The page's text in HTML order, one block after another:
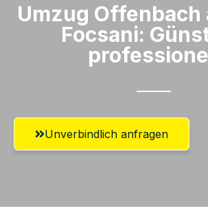
Umzug Offenbach
Focsani:
Unverbindlich anfragen